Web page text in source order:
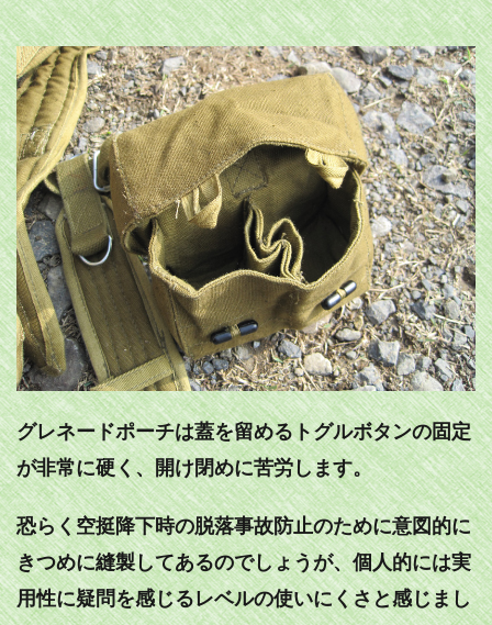
グレネードポーチは蓋を留めるトグルボタンの固定
が非常に硬く、開け閉めに苦労します。
恐らく空挺降下時の脱落事故防止のために意図的に
きつめに縫製してあるのでしょうが、個人的には実
用性に疑問を感じるレベルの使いにくさと感じまし